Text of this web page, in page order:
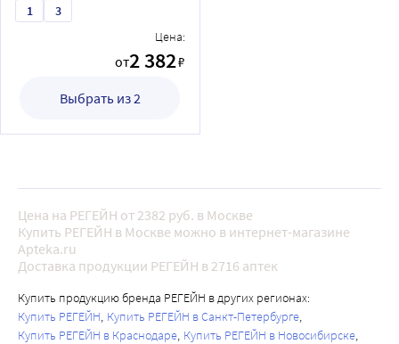
1
3
Цена:
от2 382₽
Выбрать из 2
Цена на РЕГЕЙН от 2382 руб. в Москве
Купить РЕГЕЙН в Москве можно в интернет-магазине
Apteka.ru
Доставка продукции РЕГЕЙН в 2716 аптек
Купить продукцию бренда РЕГЕЙН в других регионах:
Купить РЕГЕЙН Купить РЕГЕЙН в Санкт-Петербурге
Купить РЕГЕЙН в Краснодаре Купить РЕГЕЙН в Новосибирске